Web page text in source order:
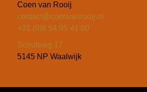
Coen van Rooij
contact@coenvanrooij.nl
+31 (0)6 54 95 41 00
Schutweg 17
5145 NP Waalwijk